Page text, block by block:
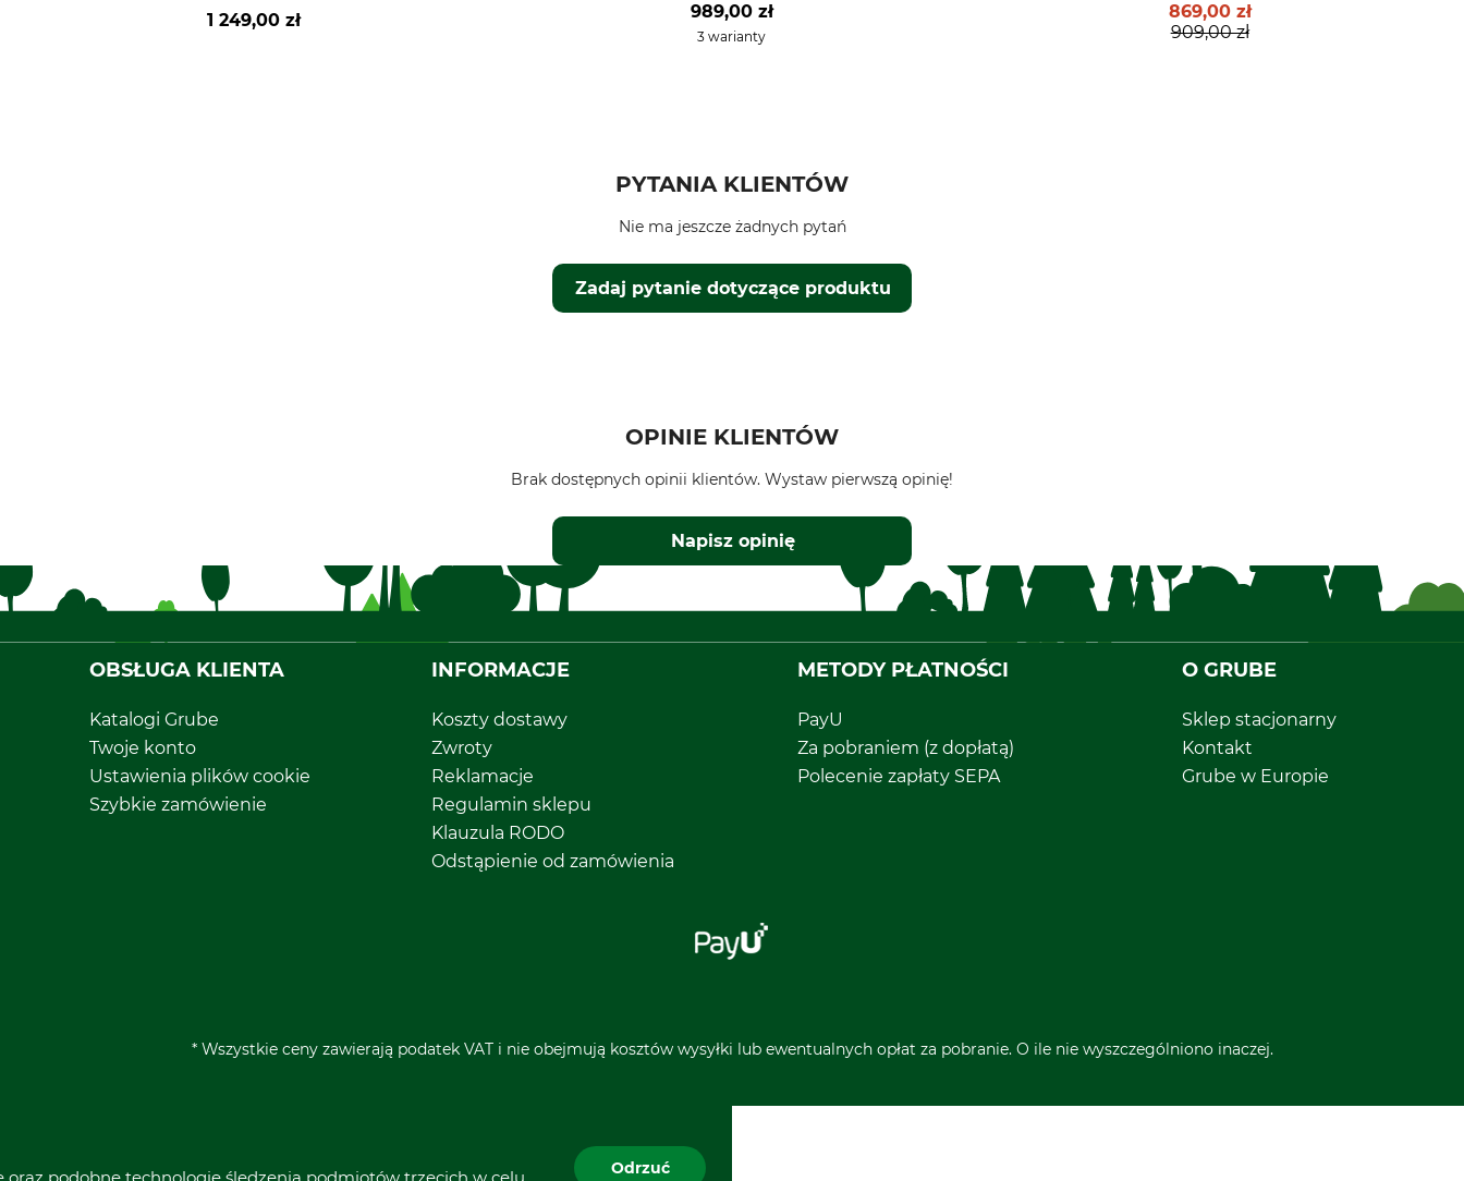
1 249,00 zł
989,00 zł
3 warianty
869,00 zł
909,00 zł
PYTANIA KLIENTÓW
Zadaj pytanie dotyczące produktu
Nie ma jeszcze żadnych pytań
OPINIE KLIENTÓW
Brak dostępnych opinii klientów. Wystaw pierwszą opinię!
Napisz opinię
OBSŁUGA KLIENTA
Katalogi Grube
Twoje konto
Ustawienia plików cookie
Szybkie zamówienie
INFORMACJE
Koszty dostawy
Zwroty
Reklamacje
Regulamin sklepu
Klauzula RODO
Odstąpienie od zamówienia
METODY PŁATNOŚCI
PayU
Za pobraniem (z dopłatą)
Polecenie zapłaty SEPA
O GRUBE
Sklep stacjonarny
Kontakt
Grube w Europie
* Wszystkie ceny zawierają podatek VAT i nie obejmują kosztów wysyłki lub ewentualnych opłat za pobranie. O ile nie wyszczególniono inaczej.
podobne technologie śledzenia podmiotów trzecich w celu Odrzuć